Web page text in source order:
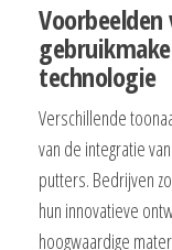
technologie
Verschillende
van de integratie
putters. Bedrijven
hun innovatieve
hoogwaardige